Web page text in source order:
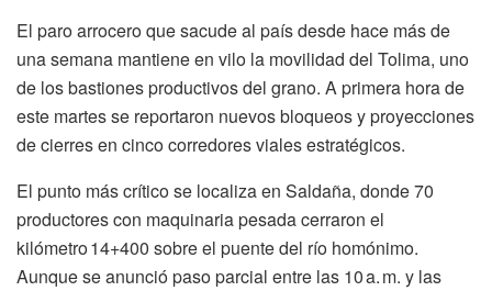
El paro arrocero que sacude al país desde hace más de
una semana mantiene en vilo la movilidad del Tolima, uno
de los bastiones productivos del grano. A primera hora de
este martes se reportaron nuevos bloqueos y proyecciones
de cierres en cinco corredores viales estratégicos.
El punto más crítico se localiza en Saldaña, donde 70
productores con maquinaria pesada cerraron el
kilómetro 14+400 sobre el puente del río homónimo.
Aunque se anunció paso parcial entre las 10 a. m. y las